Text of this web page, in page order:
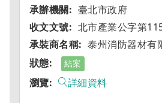
臺北市政府
北市產業公字第
泰州消防器材有
結案
詳細資料